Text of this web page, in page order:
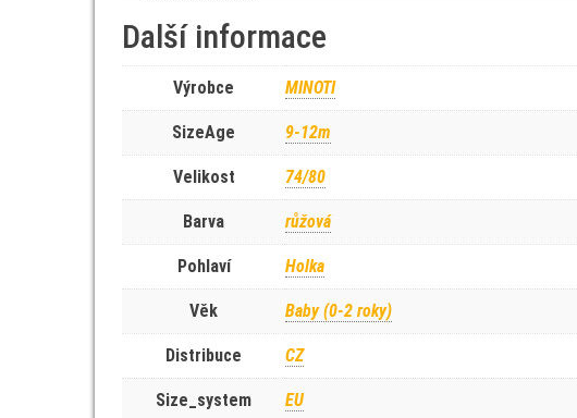
Další informace
Výrobce MINOTI
SizeAge 9-12m
Velikost 74/80
Barva růžová
Pohlaví Holka
Věk Baby (0-2 roky)
Distribuce CZ
Size_system EU